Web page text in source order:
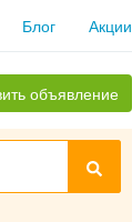
Блог Акции
объявление